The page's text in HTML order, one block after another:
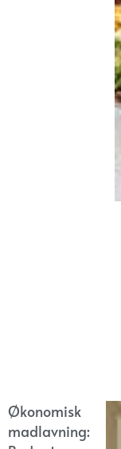
Økonomisk
madlavning: